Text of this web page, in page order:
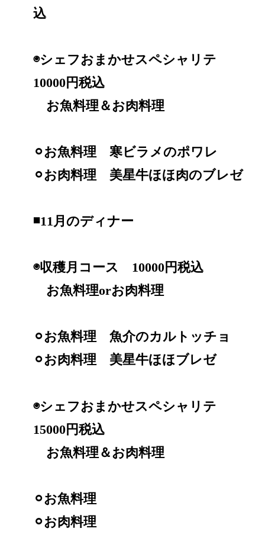
込
◉シェフおまかせスペシャリテ
10000円税込
お魚料理＆お肉料理
⚪︎お魚料理 寒ビラメのポワレ
⚪︎お肉料理 美星牛ほほ肉のブレゼ
◾️11月のディナー
◉収穫月コース 10000円税込
お魚料理orお肉料理
⚪︎お魚料理 魚介のカルトッチョ
⚪︎お肉料理 美星牛ほほブレゼ
◉シェフおまかせスペシャリテ
15000円税込
お魚料理＆お肉料理
⚪︎お魚料理
⚪︎お肉料理